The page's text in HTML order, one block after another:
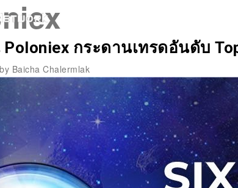
กระดานเทรดอันดับ
by Baicha Chalermlak